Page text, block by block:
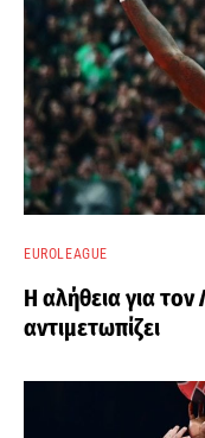
EUROLEAGUE
Η αλήθεια για
αντιμετωπίζει